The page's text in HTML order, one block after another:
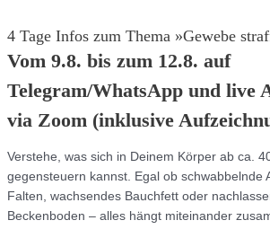
4 Tage Infos zum Thema »Gewebe
Vom 9.8. bis zum 12.8. auf
Telegram/WhatsApp und live
via Zoom (inklusive
Verstehe, was sich in Deinem Körper ab ca.
gegensteuern kannst. Egal ob schwabbelnde
Falten, wachsendes Bauchfett oder
Beckenboden – alles hängt miteinander